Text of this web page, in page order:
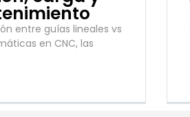
entre guías lineales vs
en CNC, las